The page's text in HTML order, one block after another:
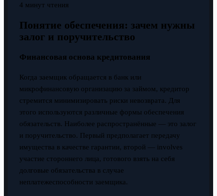
4 минут чтения
Понятие обеспечения: зачем нужны
залог и поручительство
Финансовая основа кредитования
Когда заемщик обращается в банк или
микрофинансовую организацию за займом, кредитор
стремится минимизировать риски невозврата. Для
этого используются различные формы обеспечения
обязательств. Наиболее распространённые — это залог
и поручительство. Первый предполагает передачу
имущества в качестве гарантии, второй — involves
участие стороннего лица, готового взять на себя
долговые обязательства в случае
неплатежеспособности заемщика.